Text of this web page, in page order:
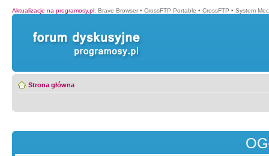
Aktualizacje na programosy.pl: Brave Browser • CrossFTP Portable • CrossFTP • System
Strona główna